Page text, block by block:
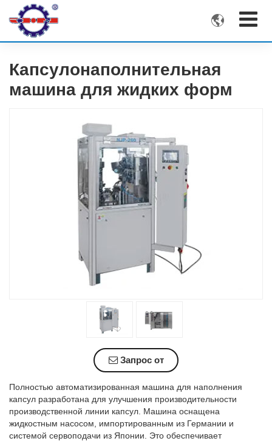

Капсулонаполнительная
машина для жидких форм
Запрос от
Полностью автоматизированная машина для наполнения
капсул разработана для улучшения производительности
производственной линии капсул. Машина оснащена
жидкостным насосом, импортированным из Германии и
системой сервоподачи из Японии. Это обеспечивает